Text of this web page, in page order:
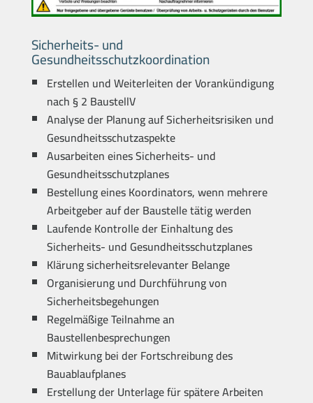
Sicherheits- und
Gesundheitsschutzkoordination
Erstellen und Weiterleiten der Vorankündigung
nach § 2 BaustellV
Analyse der Planung auf Sicherheitsrisiken und
Gesundheitsschutzaspekte
Ausarbeiten eines Sicherheits- und
Gesundheitsschutzplanes
Bestellung eines Koordinators, wenn mehrere
Arbeitgeber auf der Baustelle tätig werden
Laufende Kontrolle der Einhaltung des
Sicherheits- und Gesundheitsschutzplanes
Klärung sicherheitsrelevanter Belange
Organisierung und Durchführung von
Sicherheitsbegehungen
Regelmäßige Teilnahme an
Baustellenbesprechungen
Mitwirkung bei der Fortschreibung des
Bauablaufplanes
Erstellung der Unterlage für spätere Arbeiten